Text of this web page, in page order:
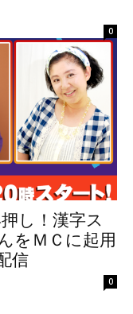
0
し！漢字ス
をＭＣに起用
信
0